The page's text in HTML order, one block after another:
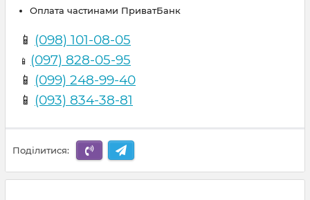
Оплата частинами ПриватБанк
📱 (098) 101-08-05
📱 (097) 828-05-95
📱 (099) 248-99-40
📱 (093) 834-38-81
Поділитися: